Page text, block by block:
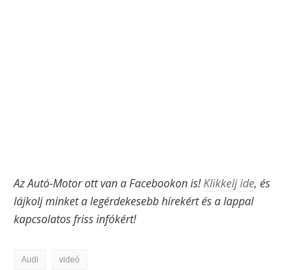
Az Autó-Motor ott van a Facebookon is!Klikkelj ide, és
lájkolj minket a legérdekesebb hírekért és a lappal
kapcsolatos friss infókért!
Audi videó